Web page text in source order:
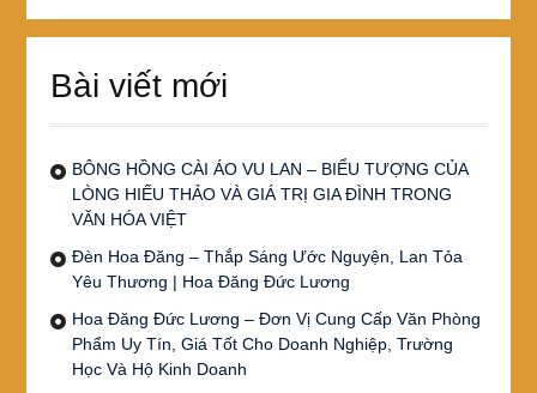
Bài viết mới
BÔNG HỒNG CÀI ÁO VU LAN – BIỂU TƯỢNG CỦA
LÒNG HIẾU THẢO VÀ GIÁ TRỊ GIA ĐÌNH TRONG
VĂN HÓA VIỆT
Đèn Hoa Đăng – Thắp Sáng Ước Nguyện, Lan Tỏa
Yêu Thương | Hoa Đăng Đức Lương
Hoa Đăng Đức Lương – Đơn Vị Cung Cấp Văn Phòng
Phẩm Uy Tín, Giá Tốt Cho Doanh Nghiệp, Trường
Học Và Hộ Kinh Doanh